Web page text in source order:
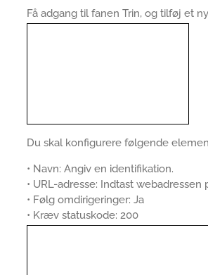
Få adgang til fanen Trin, og tilføj et
Du skal konfigurere følgende
• Navn: Angiv en identifikation.
• URL-adresse: Indtast webadressen
• Følg omdirigeringer: Ja
• Kræv statuskode: 200